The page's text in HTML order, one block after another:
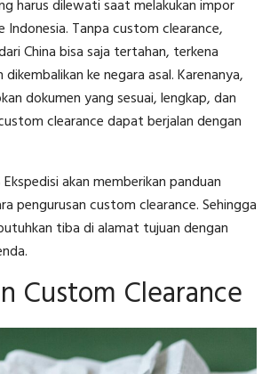
harus dilewati saat melakukan impor
Indonesia. Tanpa custom clearance,
China bisa saja tertahan, terkena
ke negara asal. Karenanya,
dokumen yang sesuai, lengkap, dan
clearance dapat berjalan dengan
akan memberikan panduan
pengurusan custom clearance. Sehingga
tiba di alamat tujuan dengan
Custom Clearance